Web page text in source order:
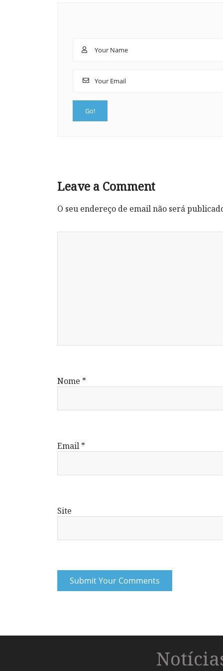
Leave a Comment
O seu endereço de email não será
Nome *
Email *
Site